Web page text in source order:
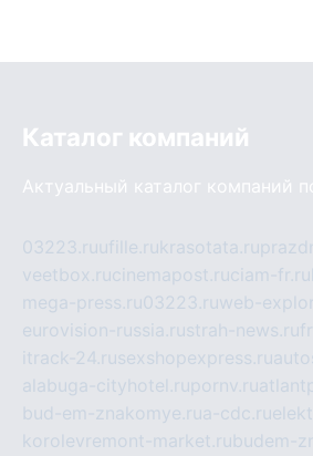
Каталог компаний
Актуальный каталог компаний
03223.ruufille.rukrasotata.ru
veetbox.rucinemapost.ruciam-fr.ru
mega-press.ru03223.ruweb-
eurovision-russia.rustrah-news.ru
itrack-24.rusexshopexpress.ru
alabuga-cityhotel.rupornv.ru
bud-em-znakomye.rua-cdc.ru
korolevremont-market.rubudem-